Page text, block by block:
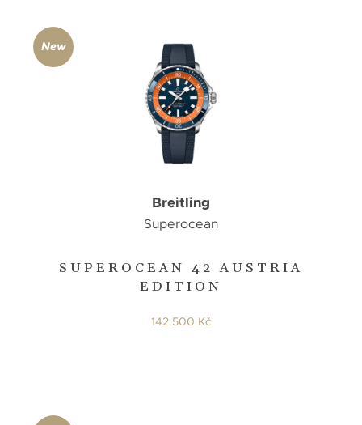
SUPEROCEAN 42 AUSTRIA
EDITION
Breitling
Superocean
142 500 Kč
New